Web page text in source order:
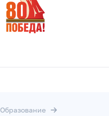
Образование